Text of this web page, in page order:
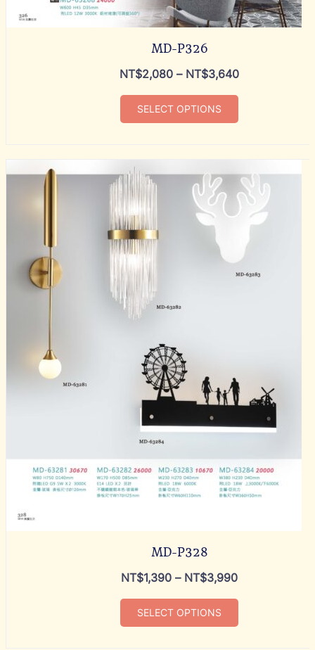
MD-P326
NT$2,080 – NT$3,640
SELECT OPTIONS
MD-P328
NT$1,390 – NT$3,990
SELECT OPTIONS